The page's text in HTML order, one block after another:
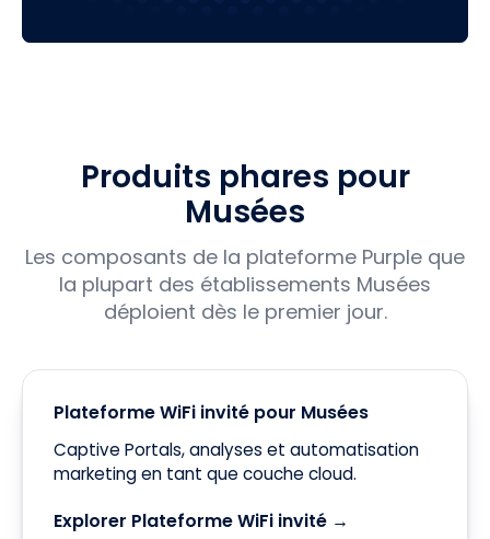
Produits phares pour
Musées
Les composants de la plateforme Purple que
la plupart des établissements Musées
déploient dès le premier jour.
Plateforme WiFi invité pour Musées
Captive Portals, analyses et automatisation
marketing en tant que couche cloud.
Explorer Plateforme WiFi invité →